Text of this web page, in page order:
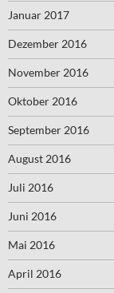
Januar 2017
Dezember 2016
November 2016
Oktober 2016
September 2016
August 2016
Juli 2016
Juni 2016
Mai 2016
April 2016